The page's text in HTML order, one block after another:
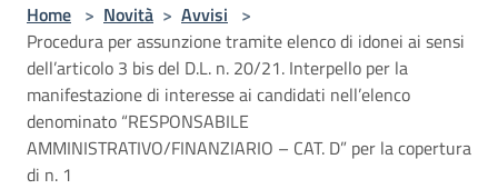
Home > Novità > Avvisi >
Procedura per assunzione tramite elenco di idonei ai sensi
dell’articolo 3 bis del D.L. n. 20/21. Interpello per la
manifestazione di interesse ai candidati nell’elenco
denominato “RESPONSABILE
AMMINISTRATIVO/FINANZIARIO – CAT. D” per la copertura
di n. 1